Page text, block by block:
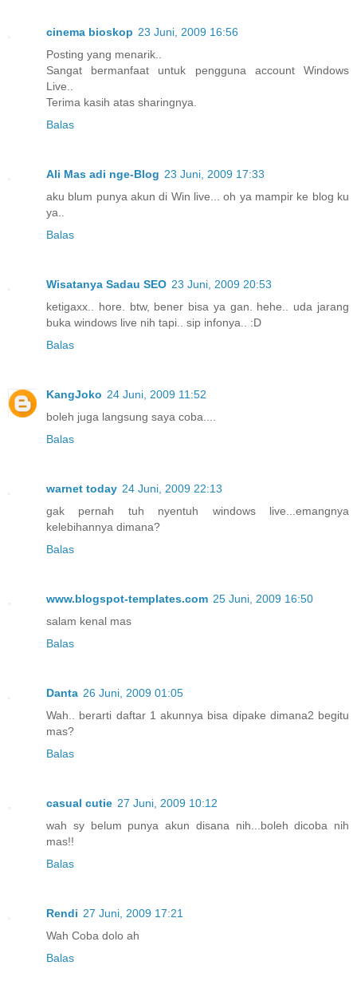
cinema bioskop 23 Juni, 2009 16:56
Posting yang menarik..
Sangat bermanfaat untuk pengguna account Windows
Live..
Terima kasih atas sharingnya.
Balas
Ali Mas adi nge-Blog 23 Juni, 2009 17:33
aku blum punya akun di Win live... oh ya mampir ke blog ku
ya..
Balas
Wisatanya Sadau SEO 23 Juni, 2009 20:53
ketigaxx.. hore. btw, bener bisa ya gan. hehe.. uda jarang
buka windows live nih tapi.. sip infonya.. :D
Balas
KangJoko 24 Juni, 2009 11:52
boleh juga langsung saya coba....
Balas
warnet today 24 Juni, 2009 22:13
gak pernah tuh nyentuh windows live...emangnya
kelebihannya dimana?
Balas
www.blogspot-templates.com 25 Juni, 2009 16:50
salam kenal mas
Balas
Danta 26 Juni, 2009 01:05
Wah.. berarti daftar 1 akunnya bisa dipake dimana2 begitu
mas?
Balas
casual cutie 27 Juni, 2009 10:12
wah sy belum punya akun disana nih...boleh dicoba nih
mas!!
Balas
Rendi 27 Juni, 2009 17:21
Wah Coba dolo ah
Balas